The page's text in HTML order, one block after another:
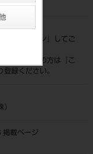
ログイン
』してご
。
登録がまだの方は『
こ
登録ください。
）
掲載ページ